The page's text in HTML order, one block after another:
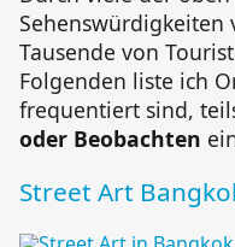
Sehenswürdigkeiten
Tausende von
Folgenden liste ich
frequentiert sind,
oder Beobachten
Street Art